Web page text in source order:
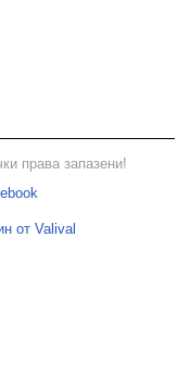
права запазени!
от Valival